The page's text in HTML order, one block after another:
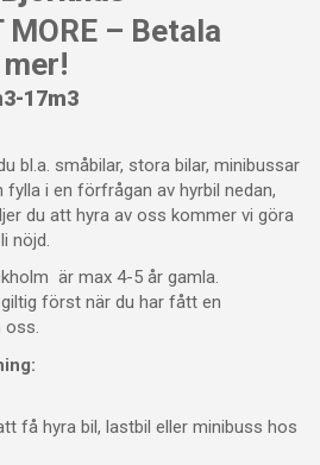
MORE – Betala
17m3
bl.a. småbilar, stora bilar, minibussar
fylla i en förfrågan av hyrbil nedan,
du att hyra av oss kommer vi göra
nöjd.
är max 4-5 år gamla.
först när du har fått en
oss.
få hyra bil, lastbil eller minibuss hos